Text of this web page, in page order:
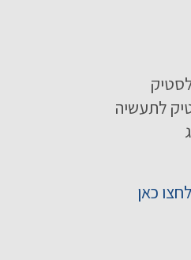
לתעשיה
לחצו כאן